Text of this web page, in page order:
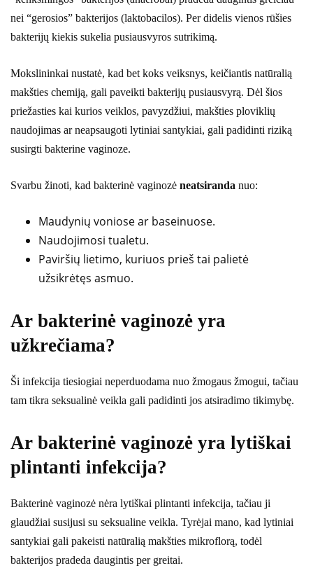
nei “gerosios” bakterijos (laktobacilos). Per didelis vienos rūšies
bakterijų kiekis sukelia pusiausvyros sutrikimą.
Mokslininkai nustatė, kad bet koks veiksnys, keičiantis natūralią
makšties chemiją, gali paveikti bakterijų pusiausvyrą. Dėl šios
priežasties kai kurios veiklos, pavyzdžiui, makšties ploviklių
naudojimas ar neapsaugoti lytiniai santykiai, gali padidinti riziką
susirgti bakterine vaginoze.
Svarbu žinoti, kad bakterinė vaginozė neatsiranda nuo:
Maudynių voniose ar baseinuose.
Naudojimosi tualetu.
Paviršių lietimo, kuriuos prieš tai palietė
užsikrėtęs asmuo.
Ar bakterinė vaginozė yra
užkrečiama?
Ši infekcija tiesiogiai neperduodama nuo žmogaus žmogui, tačiau
tam tikra seksualinė veikla gali padidinti jos atsiradimo tikimybę.
Ar bakterinė vaginozė yra lytiškai
plintanti infekcija?
Bakterinė vaginozė nėra lytiškai plintanti infekcija, tačiau ji
glaudžiai susijusi su seksualine veikla. Tyrėjai mano, kad lytiniai
santykiai gali pakeisti natūralią makšties mikroflorą, todėl
bakterijos pradeda daugintis per greitai.